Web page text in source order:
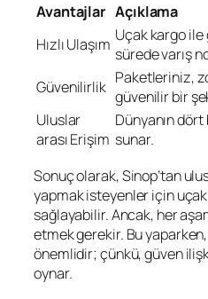
Avantajlar Açıklama
Hızlı Ulaşım Uçak kargo ile
sürede varış
Güvenilirlik Paketleriniz,
güvenilir bir
Uluslar
arası Erişim
Dünyanın dört
sunar.
Sonuç olarak, Sinop’tan
yapmak isteyenler için
sağlayabilir. Ancak, her
etmek gerekir. Bu
önemlidir; çünkü, güven
oynar.